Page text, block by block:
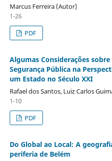
Marcus Ferreira (Autor)
1-26
PDF
Algumas Considerações
Segurança Pública na
um Estado no Século XXI
Rafael dos Santos, Luiz Carlos
1-10
PDF
Do Global ao Local: A
periferia de Belém